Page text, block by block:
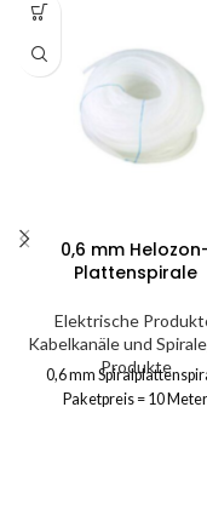
0,6 mm
Plattenspirale
Elektrische
Kabelkanäle und Spirale
Produkte
0,6 mm
Paketpreis = 10 Meter